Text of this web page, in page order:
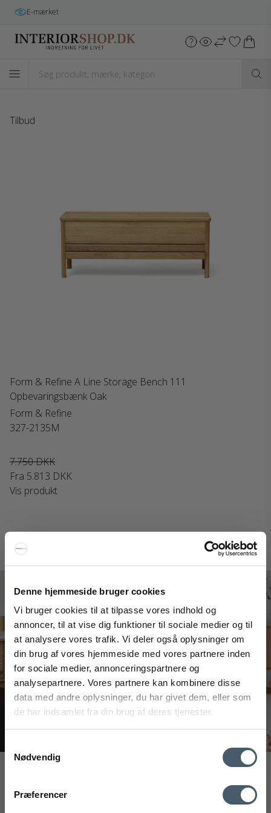
Denne hjemmeside bruger cookies
Vi bruger cookies til at tilpasse vores indhold og
annoncer, til at vise dig funktioner til sociale medier og til
at analysere vores trafik. Vi deler også oplysninger om
din brug af vores hjemmeside med vores partnere inden
for sociale medier, annonceringspartnere og
analysepartnere. Vores partnere kan kombinere disse
data med andre oplysninger, du har givet dem, eller som
de har indsamlet fra din brug af deres tjenester.
Nødvendig
Præferencer
E-mærket
Tilbud
Form & Refine A Line Storage Bench 111
Opbevaringsbænk Oak
Form & Refine
327-2135M
7.750 DKK
Fra 5.813 DKK
Vis produkt
Interiorshop | Instagram
#interiorshop
Løsning
FÅ 20% RABAT
*Din rabat kan ikke bruges på i forvejen nedsatte varer eller på
produkter fra Rocket
.